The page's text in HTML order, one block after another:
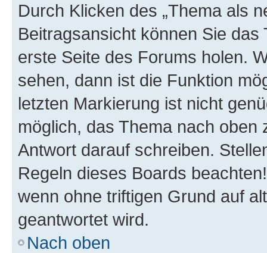
Durch Klicken des „Thema als
Beitragsansicht können Sie
erste Seite des Forums holen.
sehen, dann ist die Funktion
letzten Markierung ist nicht
möglich, das Thema nach oben
Antwort darauf schreiben.
Regeln dieses Boards
wenn ohne triftigen Grund auf
geantwortet wird.
Nach oben